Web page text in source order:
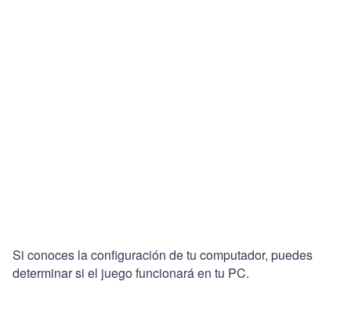
Si conoces la configuración de tu computador, puedes
determinar si el juego funcionará en tu PC.